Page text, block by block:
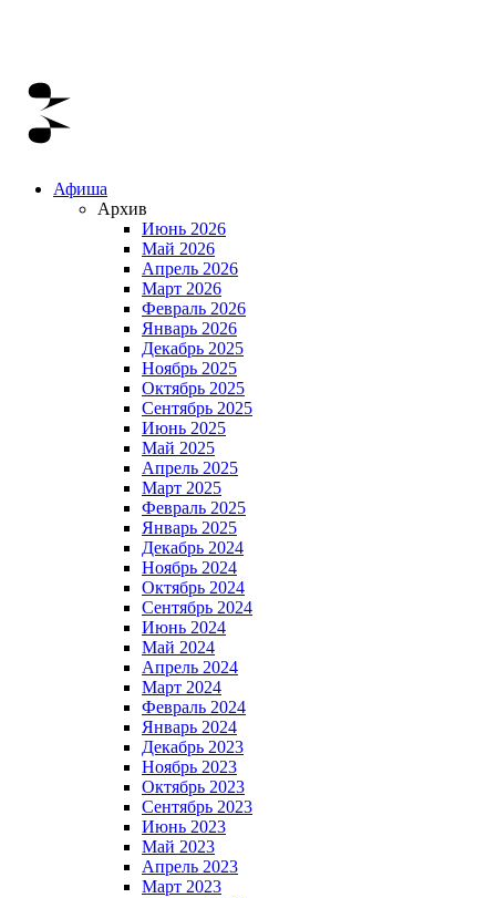
Афиша
Архив
Июнь 2026
Май 2026
Апрель 2026
Март 2026
Февраль 2026
Январь 2026
Декабрь 2025
Ноябрь 2025
Октябрь 2025
Сентябрь 2025
Июнь 2025
Май 2025
Апрель 2025
Март 2025
Февраль 2025
Январь 2025
Декабрь 2024
Ноябрь 2024
Октябрь 2024
Сентябрь 2024
Июнь 2024
Май 2024
Апрель 2024
Март 2024
Февраль 2024
Январь 2024
Декабрь 2023
Ноябрь 2023
Октябрь 2023
Сентябрь 2023
Июнь 2023
Май 2023
Апрель 2023
Март 2023